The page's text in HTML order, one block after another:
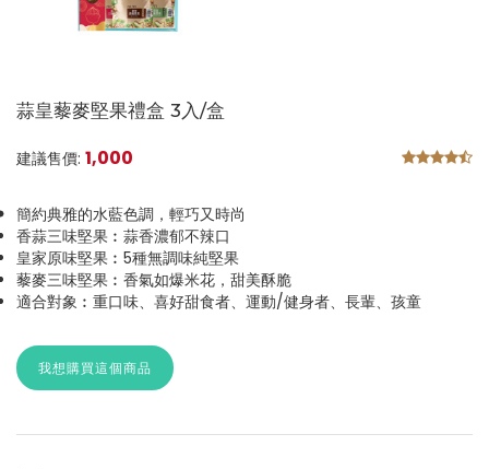
蒜皇藜麥堅果禮盒 3入/盒
建議售價: 1,000
簡約典雅的水藍色調，輕巧又時尚
香蒜三味堅果︰蒜香濃郁不辣口
皇家原味堅果︰5種無調味純堅果
藜麥三味堅果︰香氣如爆米花，甜美酥脆
適合對象︰重口味、喜好甜食者、運動/健身者、長輩、孩童
我想購買這個商品